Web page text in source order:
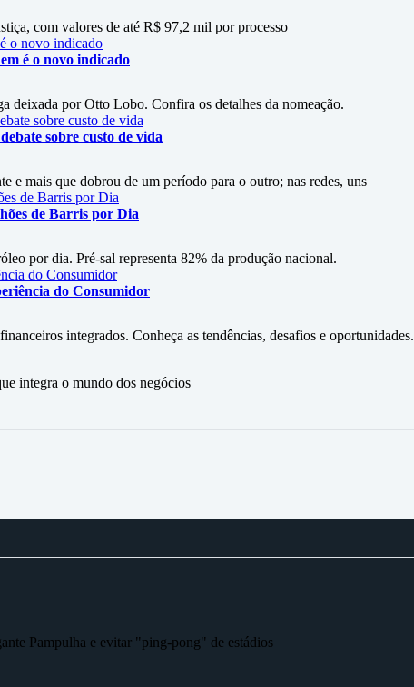
com valores de até R$ 97,2 mil por processo
é o novo indicado
por Otto Lobo. Confira os detalhes da nomeação.
sobre custo de vida
e mais que dobrou de um período para o outro; nas redes, uns
de Barris por Dia
por dia. Pré-sal representa 82% da produção nacional.
do Consumidor
integrados. Conheça as tendências, desafios e oportunidades.
integra o mundo dos negócios
Pampulha e evitar "ping-pong" de estádios